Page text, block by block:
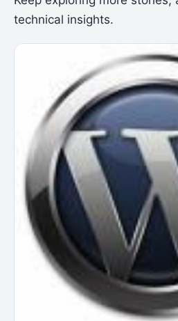
technical insights.